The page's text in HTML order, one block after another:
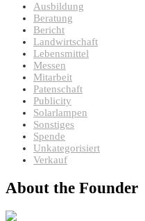
Ausbildung
Beratung
Bericht
Landwirtschaft
Lebensmittel
Messen
Mitarbeit
Patenschaft
Publicity
Solarlampen
Sonstiges
Spende
Unkategorisiert
Verkauf
About the Founder